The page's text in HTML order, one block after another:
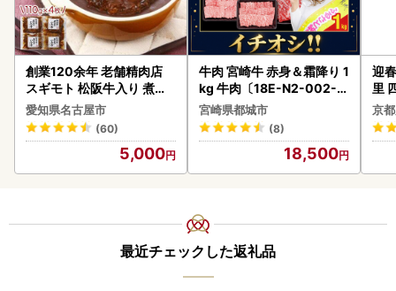
創業120余年 老舗精肉店
スギモト 松阪牛入り 煮込
み ハンバーグ 110g×4枚
惣菜 お取り寄せ グルメ ハ
ンバーグ 冷凍
愛知県名古屋市
(60)
5,000
牛肉 宮崎牛 赤身＆霜降り 1
kg 牛肉〔18E-N2-002-1
kg-S4A6-CF〕
宮崎県都城市
(8)
18,500
迎
里
京
最近チェックした返礼品